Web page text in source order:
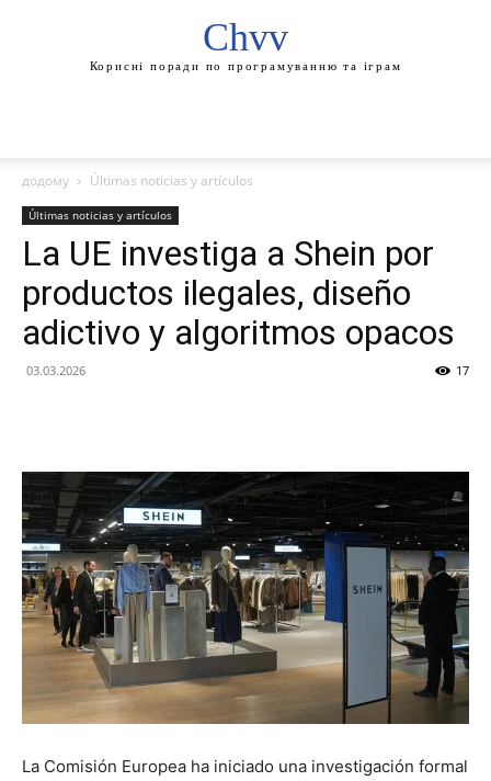
Chvv
Корисні поради по програмуванню та іграм
додому Últimas noticias y artículos
Últimas noticias y artículos
La UE investiga a Shein por
productos ilegales, diseño
adictivo y algoritmos opacos
03.03.2026 17
La Comisión Europea ha iniciado una investigación formal